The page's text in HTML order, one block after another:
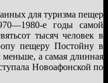
для туризма пещер
е годы самой
тысяч человек в
пещеру Постойну в
а самая длинная
Новоафонской по